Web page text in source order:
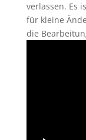
verlassen. Es
für kleine
die